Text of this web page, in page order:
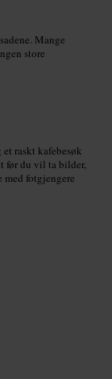
Mange
store
raskt kafebesøk
før du vil ta bilder,
fotgjengere